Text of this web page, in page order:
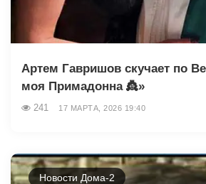
Артем Гавришов скучает по
моя Примадонна 👸»
241 17 МАРТА, 2026 19:40
Новости Дома-2